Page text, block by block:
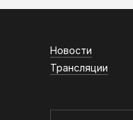
Новости
Трансляции